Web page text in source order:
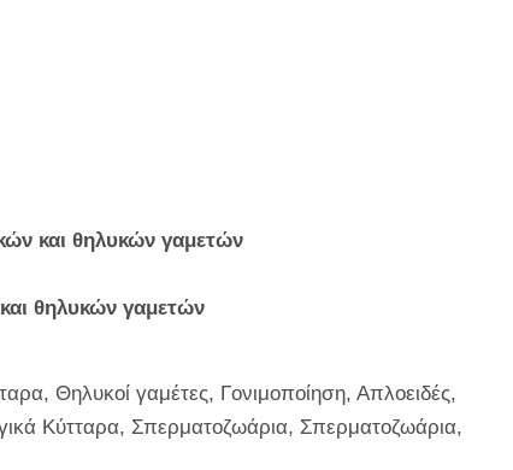
και θηλυκών γαμετών
θηλυκών γαμετών
Θηλυκοί γαμέτες, Γονιμοποίηση, Απλοειδές,
Κύτταρα, Σπερματοζωάρια, Σπερματοζωάρια,